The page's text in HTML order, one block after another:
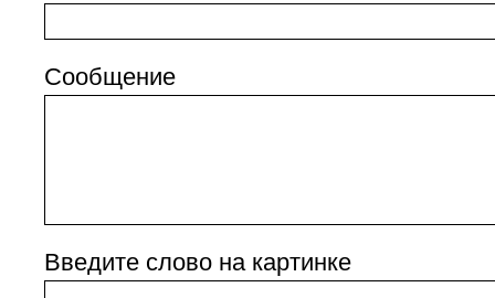
Сообщение
Введите слово на картинке